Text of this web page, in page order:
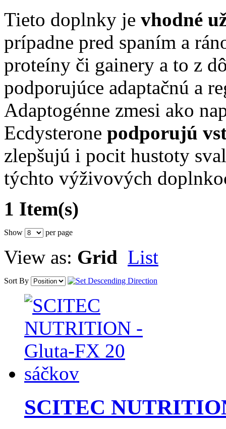
Tieto doplnky je vhodné
prípadne pred spaním a
proteíny či gainery a to z
podporujúce adaptačnú a
Adaptogénne zmesi ako
Ecdysterone podporujú
zlepšujú i pocit hustoty
týchto výživových
1 Item(s)
Show per page
View as: Grid List
Sort By
SCITEC